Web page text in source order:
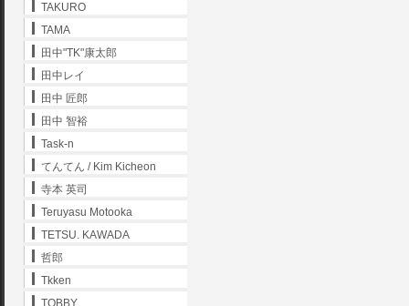
TAKURO
TAMA
田中"TK"康太郎
田中レイ
田中 匠郎
田中 智裕
Task-n
てんてん / Kim Kicheon
寺本 英司
Teruyasu Motooka
TETSU. KAWADA
哲郎
Tkken
TOBBY